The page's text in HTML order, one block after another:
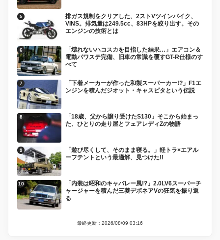
排ガス規制をクリアした、2ストVツインバイク、
VINS。排気量は249.5cc、83HPを絞り出す。その
エンジンの技術とは
「壊れないハコスカを目指した結果…」エアコン＆
電動パワステ完備、旧車の常識を覆すGT-R仕様のす
べて
「下着メーカーが作った和製スーパーカー!?」F1エ
ンジンを積んだジオット・キャスピタという伝説
「18歳、父から譲り受けたS130」そこから始まっ
た、ひとりの走り屋とフェアレディZの物語
「遊び尽くして、そのまま寝る。」軽トラ×エアル
ーフテントという最適解、見つけた!!
「内装は昭和のキャバレー風!?」2.0LV6スーパーチ
ャージャーを積んだ三菱デボネアVの狂気を振り返
る
最終更新：2026/08/09 03:16